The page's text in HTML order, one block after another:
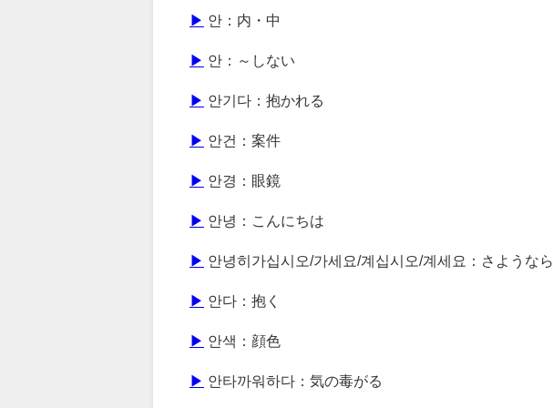
▶ 안：内・中
▶ 안：～しない
▶ 안기다：抱かれる
▶ 안건：案件
▶ 안경：眼鏡
▶ 안녕：こんにちは
▶ 안녕히가십시오/가세요/계십시오/계세요：さようなら
▶ 안다：抱く
▶ 안색：顔色
▶ 안타까워하다：気の毒がる